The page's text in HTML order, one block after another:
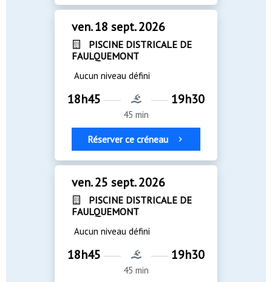
ven. 18 sept. 2026
PISCINE DISTRICALE DE
FAULQUEMONT
Aucun niveau défini
18h45 19h30
45 min
Réserver ce créneau
ven. 25 sept. 2026
PISCINE DISTRICALE DE
FAULQUEMONT
Aucun niveau défini
18h45 19h30
45 min